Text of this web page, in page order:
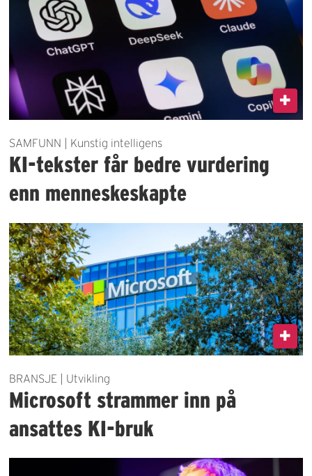
SAMFUNN | Kunstig intelligens
KI-tekster får bedre vurdering
enn menneskeskapte
BRANSJE | Utvikling
Microsoft strammer inn på
ansattes KI-bruk